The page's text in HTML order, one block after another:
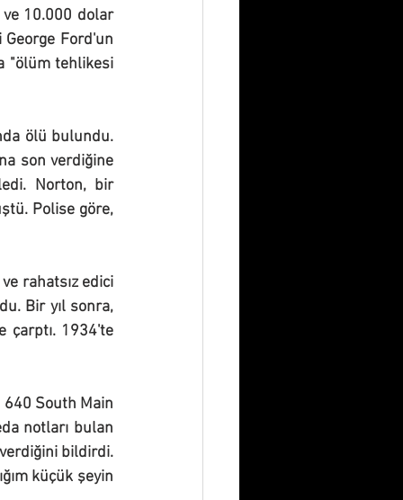
ve 10.000 dolar
Ford'un
"ölüm tehlikesi
ölü bulundu.
son verdiğine
Norton, bir
Polise göre,
rahatsız edici
Bir yıl sonra,
çarptı. 1934'te
640 South Main
notları bulan
bildirdi.
küçük şeyin